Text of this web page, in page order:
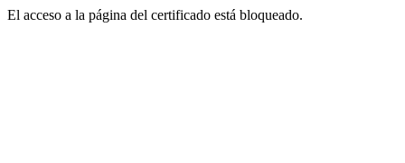
El acceso a la página del certificado está bloqueado.